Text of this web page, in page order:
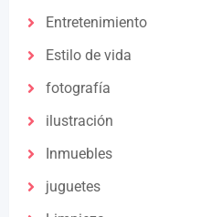
Entretenimiento
Estilo de vida
fotografía
ilustración
Inmuebles
juguetes